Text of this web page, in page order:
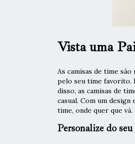
Vista uma
As camisas de time
pelo seu time favorito.
disso, as camisas de
casual. Com um
time, onde quer que
Personalize do